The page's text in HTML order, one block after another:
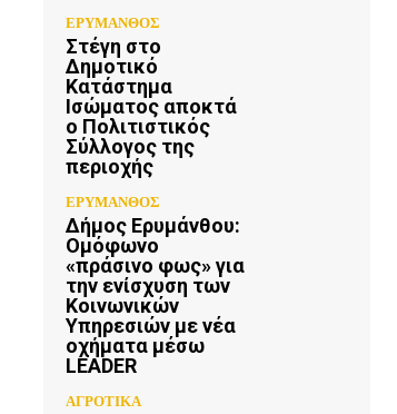
ΕΡΥΜΑΝΘΟΣ
Στέγη στο
Δημοτικό
Κατάστημα
Ισώματος αποκτά
ο Πολιτιστικός
Σύλλογος της
περιοχής
ΕΡΥΜΑΝΘΟΣ
Δήμος Ερυμάνθου:
Ομόφωνο
«πράσινο φως» για
την ενίσχυση των
Κοινωνικών
Υπηρεσιών με νέα
οχήματα μέσω
LEADER
ΑΓΡΟΤΙΚΑ